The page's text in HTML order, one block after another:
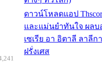
ดาวน์โหลดแอป
และแม่นยำทันใจ ผลบ
เซเรีย อา อิตาลี ลาลีก
ฝรั่งเศส